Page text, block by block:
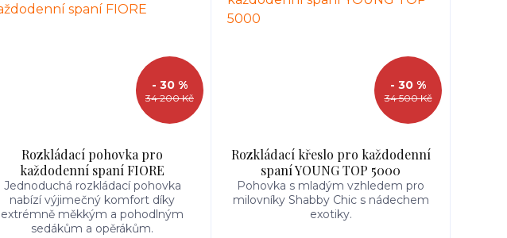
34 200 Kč
- 30 %
Rozkládací pohovka pro
každodenní spaní FIORE
Jednoduchá rozkládací pohovka
nabízí výjimečný komfort díky
extrémně měkkým a pohodlným
sedákům a opěrákům.
34 500 Kč
- 30 %
Rozkládací křeslo pro každodenní
spaní YOUNG TOP 5000
Pohovka s mladým vzhledem pro
milovníky Shabby Chic s nádechem
exotiky.